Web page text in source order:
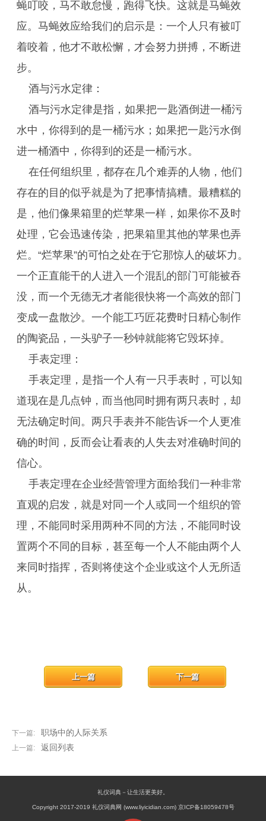
蝇叮咬，马不敢怠慢，跑得飞快。这就是马蝇效
应。马蝇效应给我们的启示是：一个人只有被叮
着咬着，他才不敢松懈，才会努力拼搏，不断进
步。
酒与污水定律：
酒与污水定律是指，如果把一匙酒倒进一桶污
水中，你得到的是一桶污水；如果把一匙污水倒
进一桶酒中，你得到的还是一桶污水。
在任何组织里，都存在几个难弄的人物，他们
存在的目的似乎就是为了把事情搞糟。最糟糕的
是，他们像果箱里的烂苹果一样，如果你不及时
处理，它会迅速传染，把果箱里其他的苹果也弄
烂。“烂苹果”的可怕之处在于它那惊人的破坏力。
一个正直能干的人进入一个混乱的部门可能被吞
没，而一个无德无才者能很快将一个高效的部门
变成一盘散沙。一个能工巧匠花费时日精心制作
的陶瓷品，一头驴子一秒钟就能将它毁坏掉。
手表定理：
手表定理，是指一个人有一只手表时，可以知
道现在是几点钟，而当他同时拥有两只表时，却
无法确定时间。两只手表并不能告诉一个人更准
确的时间，反而会让看表的人失去对准确时间的
信心。
手表定理在企业经营管理方面给我们一种非常
直观的启发，就是对同一个人或同一个组织的管
理，不能同时采用两种不同的方法，不能同时设
置两个不同的目标，甚至每一个人不能由两个人
来同时指挥，否则将使这个企业或这个人无所适
从。
下一篇: 职场中的人际关系
下一篇
上一篇: 返回列表
上一篇
礼仪词典－让生活更美好。
Copyright 2017-2019 礼仪词典网 (www.liyicidian.com) 京ICP备18059478号